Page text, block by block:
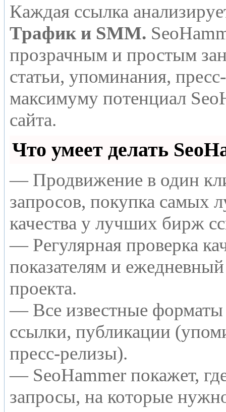
Каждая ссылка
Трафик и SMM.
прозрачным и простым
статьи, упоминания,
максимуму потенциал
сайта.
Что умеет делать
— Продвижение в один
запросов, покупка самых
качества у лучших бирж
— Регулярная проверка
показателям и ежедневный
проекта.
— Все известные форматы
ссылки, публикации
пресс-релизы).
— SeoHammer покажет,
запросы, на которые